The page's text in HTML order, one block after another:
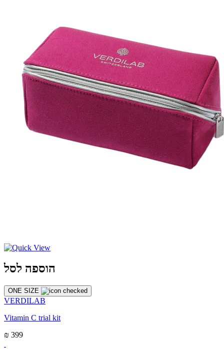
הוספה לסל
ONE SIZE
VERDILAB
Vitamin C trial kit
₪ 399